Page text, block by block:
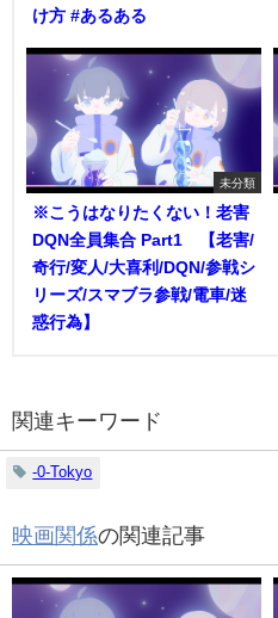
け方 #あるある
未分類
※こうはなりたくない！老害
DQN全員集合 Part1 【老害/
奇行/変人/大喜利/DQN/参戦シ
リーズ/スマブラ参戦/電車/迷
惑行為】
関連キーワード
-0-Tokyo
映画関係の関連記事